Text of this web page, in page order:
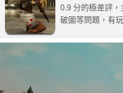
0.9 分的極差評
破圖等問題，有